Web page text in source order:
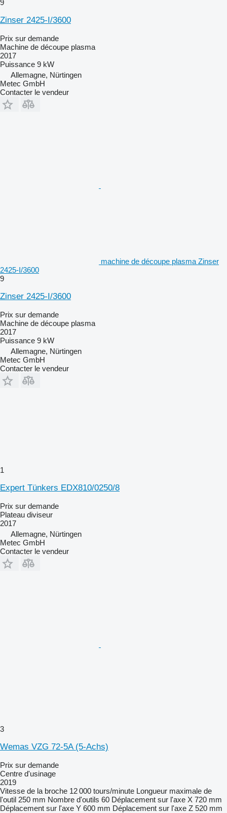
9
Zinser 2425-I/3600
Prix sur demande
Machine de découpe plasma
2017
Puissance 9 kW
Allemagne, Nürtingen
Metec GmbH
Contacter le vendeur
machine de découpe plasma Zinser
2425-I/3600
9
Zinser 2425-I/3600
Prix sur demande
Machine de découpe plasma
2017
Puissance 9 kW
Allemagne, Nürtingen
Metec GmbH
Contacter le vendeur
1
Expert Tünkers EDX810/0250/8
Prix sur demande
Plateau diviseur
2017
Allemagne, Nürtingen
Metec GmbH
Contacter le vendeur
3
Wemas VZG 72-5A (5-Achs)
Prix sur demande
Centre d'usinage
2019
Vitesse de la broche 12 000 tours/minute Longueur maximale de
l'outil 250 mm Nombre d'outils 60 Déplacement sur l'axe X 720 mm
Déplacement sur l'axe Y 600 mm Déplacement sur l'axe Z 520 mm